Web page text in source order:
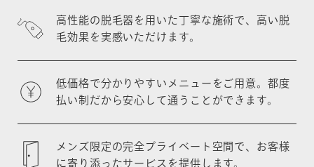
高性能の脱毛器を用いた丁寧な施術で、 高い脱
毛効果を実感いただけます。
低価格で分かりやすいメニューをご用意。都度
払い制だから安心して通うことができます。
メンズ限定の完全プライベート空間で、 お客様
に寄り添ったサービスを提供します。